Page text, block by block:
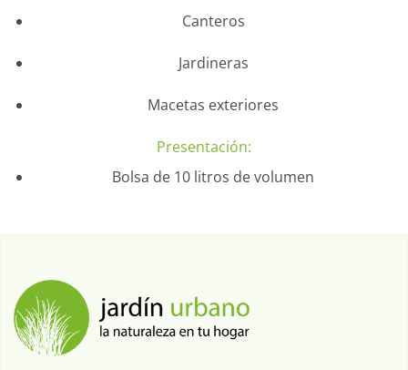
Canteros
Jardineras
Macetas exteriores
Presentación:
Bolsa de 10 litros de volumen